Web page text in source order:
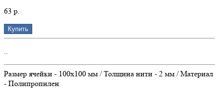
63 р.
Купить
..
Размер ячейки - 100х100 мм / Толщина нити - 2 мм / Материал
- Полипропилен